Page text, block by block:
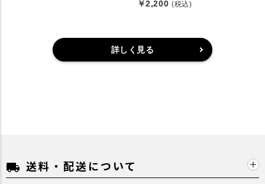
￥2,200 (税込)
詳しく見る
local_shipping 送料・配送について